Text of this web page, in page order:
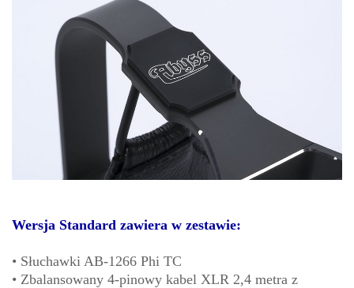
Wersja Standard zawiera w zestawie:
• Słuchawki AB-1266 Phi TC
• Zbalansowany 4-pinowy kabel XLR 2,4 metra z